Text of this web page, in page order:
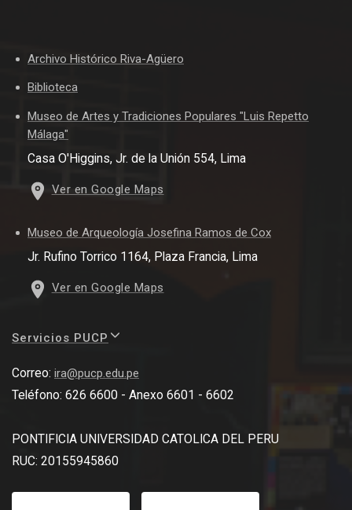
Archivo Histórico Riva-Agüero
Biblioteca
Museo de Artes y Tradiciones Populares "Luis Repetto
Málaga"
Casa O'Higgins, Jr. de la Unión 554, Lima
Ver en Google Maps
Museo de Arqueología Josefina Ramos de Cox
Jr. Rufino Torrico 1164, Plaza Francia, Lima
Ver en Google Maps
Servicios PUCP
Correo: ira@pucp.edu.pe
Teléfono: 626 6600 - Anexo 6601 - 6602
PONTIFICIA UNIVERSIDAD CATOLICA DEL PERU
RUC: 20155945860